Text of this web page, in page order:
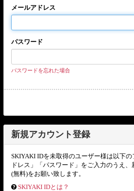
メールアドレス
パスワード
パスワードを忘れた場合
新規アカウント登録
SKIYAKI IDを未取得のユーザー様は以下
ドレス」「パスワード」をご入力のうえ
(無料)をお願い致します。
SKIYAKI IDとは？